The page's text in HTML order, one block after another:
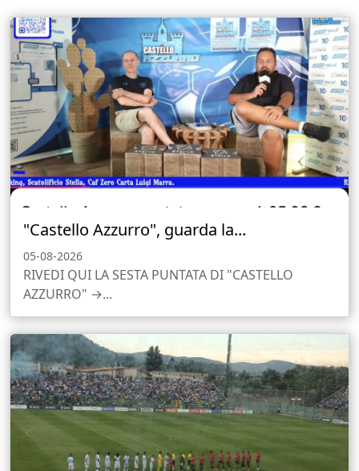
"Castello Azzurro", guarda la...
05-08-2026
RIVEDI QUI LA SESTA PUNTATA DI "CASTELLO
AZZURRO" →...